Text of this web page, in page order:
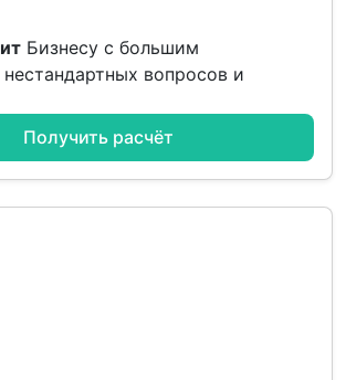
Бизнесу с большим
вопросов и
Получить расчёт